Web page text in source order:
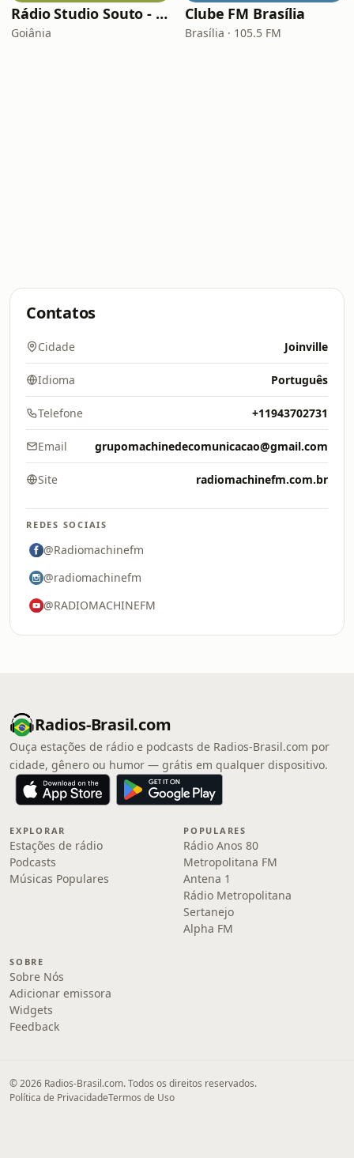
Rádio Studio Souto - Sertaneja
Goiânia
Clube FM Brasília
Brasília · 105.5 FM
Contatos
Cidade Joinville
Idioma Português
Telefone +11943702731
Email grupomachinedecomunicacao@gmail.com
Site radiomachinefm.com.br
REDES SOCIAIS
@Radiomachinefm
@radiomachinefm
@RADIOMACHINEFM
Radios-Brasil.com
Ouça estações de rádio e podcasts de Radios-Brasil.com por
cidade, gênero ou humor — grátis em qualquer dispositivo.
EXPLORAR
Estações de rádio
Podcasts
Músicas Populares
POPULARES
Rádio Anos 80
Metropolitana FM
Antena 1
Rádio Metropolitana
Sertanejo
Alpha FM
SOBRE
Sobre Nós
Adicionar emissora
Widgets
Feedback
© 2026 Radios-Brasil.com. Todos os direitos reservados.
Política de PrivacidadeTermos de Uso